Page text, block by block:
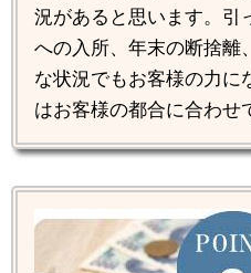
況があると思います。引
への入所、年末の断捨離
な状況でもお客様の力に
はお客様の都合に合わせ